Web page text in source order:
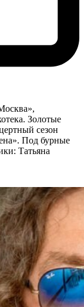
Золотые
сезон
Под бурные
Татьяна